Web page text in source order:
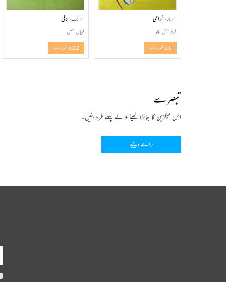
اظہار، کراچی
کریم بخش خالد
21 شمارے
تحریک، دہلی
گوپال متل
322 شمارے
تبصرے
اس میگزین کا جائزہ لینے والے پہلے فرد بنیں۔
رائے دیجیے